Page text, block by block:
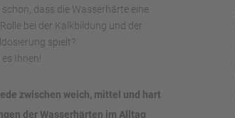
schon, dass die Wasserhärte eine
bei der Kalkbildung und der
spielt?
Ihnen!
zwischen weich, mittel und hart
der Wasserhärten im Alltag